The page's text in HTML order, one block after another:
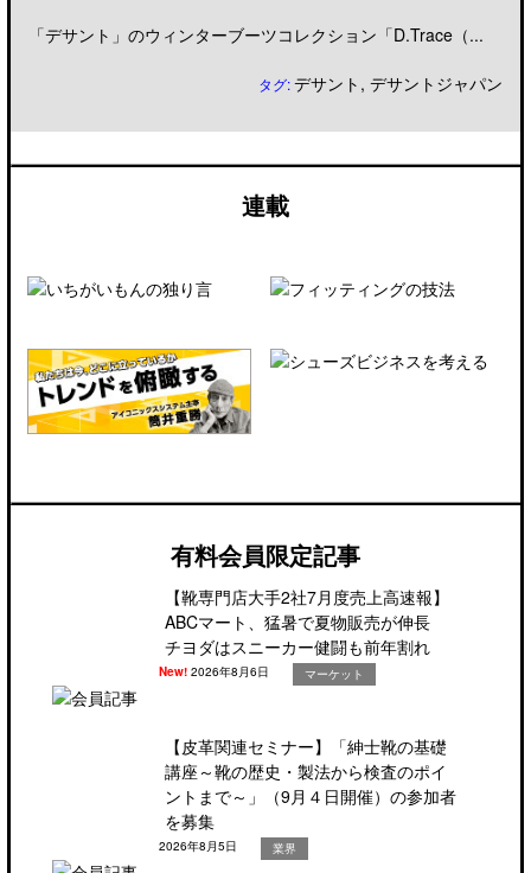
「デサント」のウィンターブーツコレクション「D.Trace（...
タグ:デサント ,デサントジャパン
連載
有料会員限定記事
【靴専門店大手2社7月度売上高速報】
ABCマート、猛暑で夏物販売が伸長
チヨダはスニーカー健闘も前年割れ
New!2026年8月6日 マーケット
【皮革関連セミナー】「紳士靴の基礎
講座～靴の歴史・製法から検査のポイ
ントまで～」（9月４日開催）の参加者
を募集
2026年8月5日 業界